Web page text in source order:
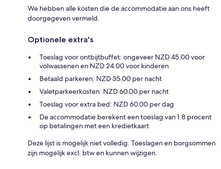
We hebben alle kosten die de accommodatie aan ons heeft
doorgegeven vermeld.
Optionele extra's
Toeslag voor ontbijtbuffet: ongeveer NZD 45.00 voor
volwassenen en NZD 24.00 voor kinderen
Betaald parkeren: NZD 35.00 per nacht
Valetparkeerkosten: NZD 60.00 per nacht
Toeslag voor extra bed: NZD 60.00 per dag
De accommodatie berekent een toeslag van 1.8 procent
op betalingen met een kredietkaart
Deze lijst is mogelijk niet volledig. Toeslagen en borgsommen
zijn mogelijk excl. btw en kunnen wijzigen.